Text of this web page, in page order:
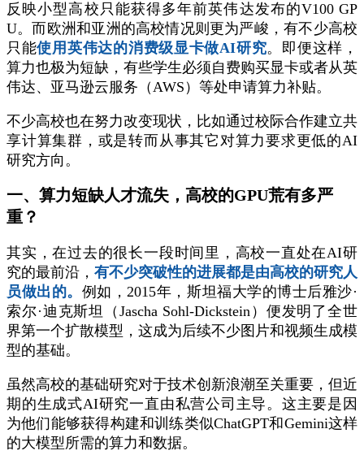
反映小型高校只能获得多年前英伟达发布的V100 GP
U。而欧洲和亚洲的高校情况则更为严峻，有不少高校
只能使用英伟达的消费级显卡做AI研究。即便这样，
算力也极为短缺，有些学生必须自费购买显卡或者从英
伟达、亚马逊云服务（AWS）等处申请算力补贴。
不少高校也在努力改变现状，比如通过校际合作建立共
享计算集群，或是转而从事其它对算力要求更低的AI
研究方向。
一、算力短缺人才流失，高校的GPU荒有多严
重？
其实，在过去的很长一段时间里，高校一直处在AI研
究的最前沿， 有不少突破性的进展都是由高校的研究人
员做出的。 例如，2015年，斯坦福大学的博士后雅沙·
索尔·迪克斯坦（Jascha Sohl-Dickstein）便发明了全世
界第一个扩散模型，这成为后续不少图片和视频生成模
型的基础。
虽然高校的基础研究对于技术创新浪潮至关重要，但近
期的生成式AI研究一直由私营公司主导。这主要是因
为他们能够获得构建和训练类似ChatGPT和Gemini这样
的大模型所需的算力和数据。